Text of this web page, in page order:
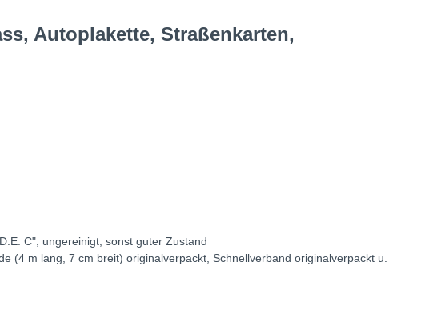
Autoplakette, Straßenkarten,
C", ungereinigt, sonst guter Zustand
(4 m lang, 7 cm breit) originalverpackt, Schnellverband originalverpackt u.